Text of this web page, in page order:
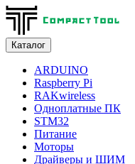
Каталог
ARDUINO
Raspberry Pi
RAKwireless
Одноплатные ПК
STM32
Питание
Моторы
Драйверы и ШИМ